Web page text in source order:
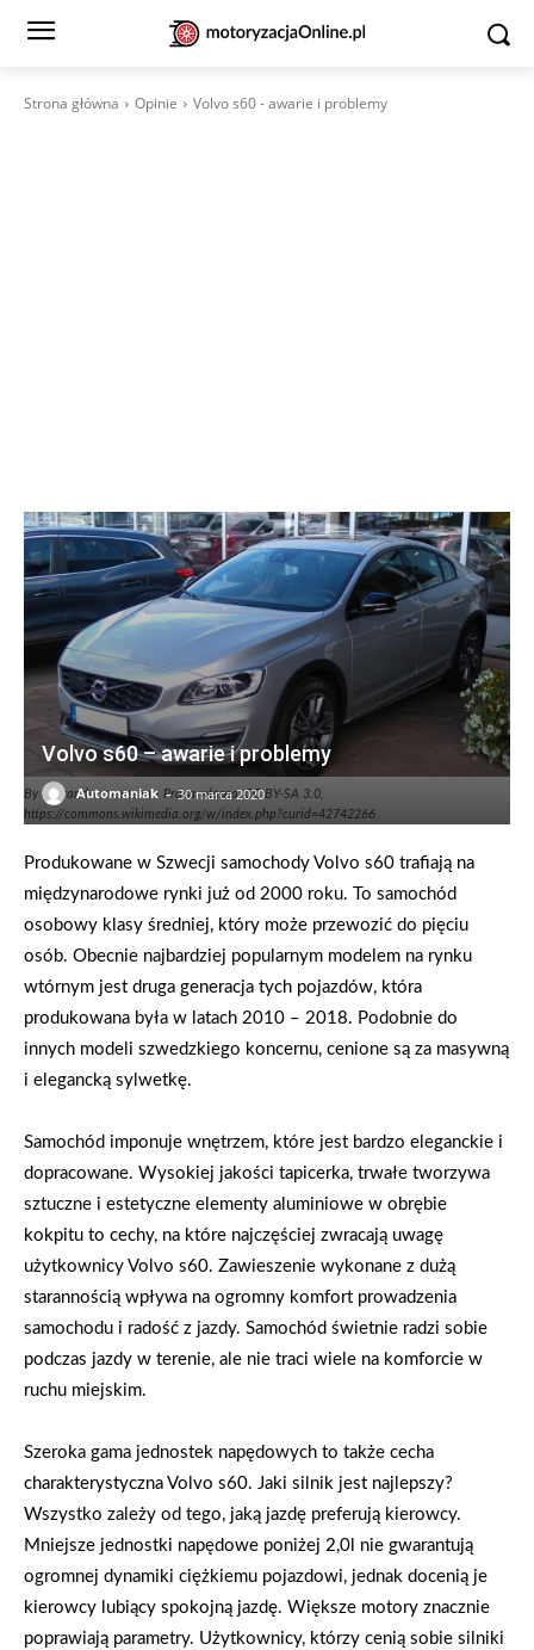
Strona główna Opinie Volvo s60 - awarie i problemy
By Herranderssvensson - Praca własna, CC BY-SA 3.0,
https://commons.wikimedia.org/w/index.php?curid=42742266
Volvo s60 – awarie i problemy
Automaniak - 30 marca 2020
Produkowane w Szwecji samochody Volvo s60 trafiają na
międzynarodowe rynki już od 2000 roku. To samochód
osobowy klasy średniej, który może przewozić do pięciu
osób. Obecnie najbardziej popularnym modelem na rynku
wtórnym jest druga generacja tych pojazdów, która
produkowana była w latach 2010 – 2018. Podobnie do
innych modeli szwedzkiego koncernu, cenione są za masywną
i elegancką sylwetkę.
Samochód imponuje wnętrzem, które jest bardzo eleganckie i
dopracowane. Wysokiej jakości tapicerka, trwałe tworzywa
sztuczne i estetyczne elementy aluminiowe w obrębie
kokpitu to cechy, na które najczęściej zwracają uwagę
użytkownicy Volvo s60. Zawieszenie wykonane z dużą
starannością wpływa na ogromny komfort prowadzenia
samochodu i radość z jazdy. Samochód świetnie radzi sobie
podczas jazdy w terenie, ale nie traci wiele na komforcie w
ruchu miejskim.
Szeroka gama jednostek napędowych to także cecha
charakterystyczna Volvo s60. Jaki silnik jest najlepszy?
Wszystko zależy od tego, jaką jazdę preferują kierowcy.
Mniejsze jednostki napędowe poniżej 2,0l nie gwarantują
ogromnej dynamiki ciężkiemu pojazdowi, jednak docenią je
kierowcy lubiący spokojną jazdę. Większe motory znacznie
poprawiają parametry. Użytkownicy, którzy cenią sobie silniki